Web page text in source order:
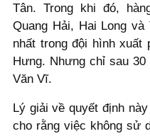
Tân. Trong khi đó,
Quang Hải, Hai Long
nhất trong đội hình xuất
Hưng. Nhưng chỉ sau
Văn Vĩ.
Lý giải về quyết định
cho rằng việc không sử